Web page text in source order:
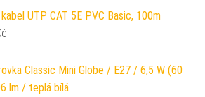
UTP CAT 5E PVC Basic, 100m
Classic Mini Globe / E27 / 6,5 W (60
lm / teplá bílá